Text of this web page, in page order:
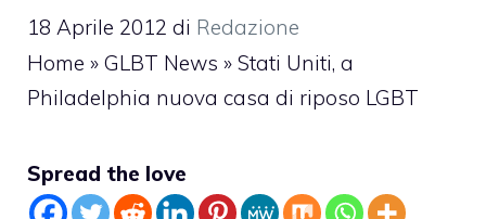
18 Aprile 2012 di Redazione
Home » GLBT News » Stati Uniti, a
Philadelphia nuova casa di riposo LGBT
Spread the love